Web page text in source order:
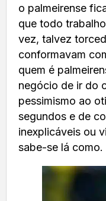
o palmeirense
que todo
vez, talvez
conformavam
quem é
negócio de ir do
pessimismo ao
segundos e de
inexplicáveis ou
sabe-se lá como.